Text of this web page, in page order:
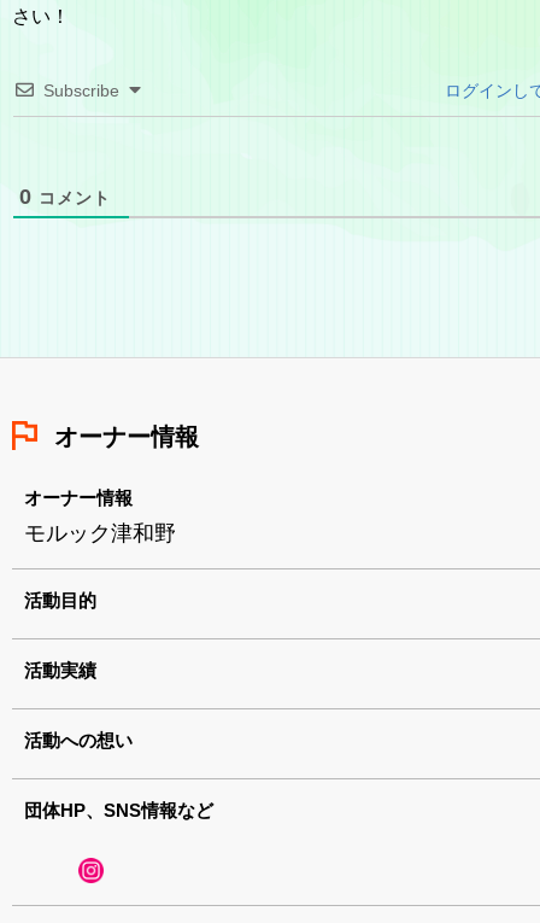
さい！
Subscribe ログインし
0 コメント
オーナー情報
オーナー情報
モルック津和野
活動目的
活動実績
活動への想い
団体HP、SNS情報など